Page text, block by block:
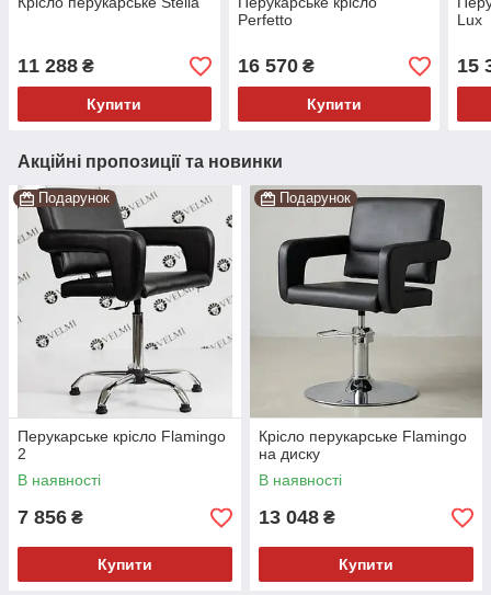
11 288 ₴
Купити
Perfetto
16 570₴
Купити
Lux
15
Акційні пропозиції та новинки
Подарунок
Перукарське крісло Flamingo
2
В наявності
7 856 ₴
Купити
Подарунок
Крісло перукарське Flamingo
на диску
В наявності
13 048 ₴
Купити